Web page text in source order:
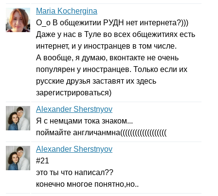
Maria Kochergina
О_о В общежитии РУДН нет интернета?)))
Даже у нас в Туле во всех общежитиях есть
интернет, и у иностранцев в том числе.
А вообще, я думаю, вконтакте не очень
популярен у иностранцев. Только если их
русские друзья заставят их здесь
зарегистрироваться)
Alexander Sherstnyov
Я с немцами тока знаком...
поймайте англичанмна(((((((((((((((((((
Alexander Sherstnyov
#21
это ты что написал??
конечно многое понятно,но..